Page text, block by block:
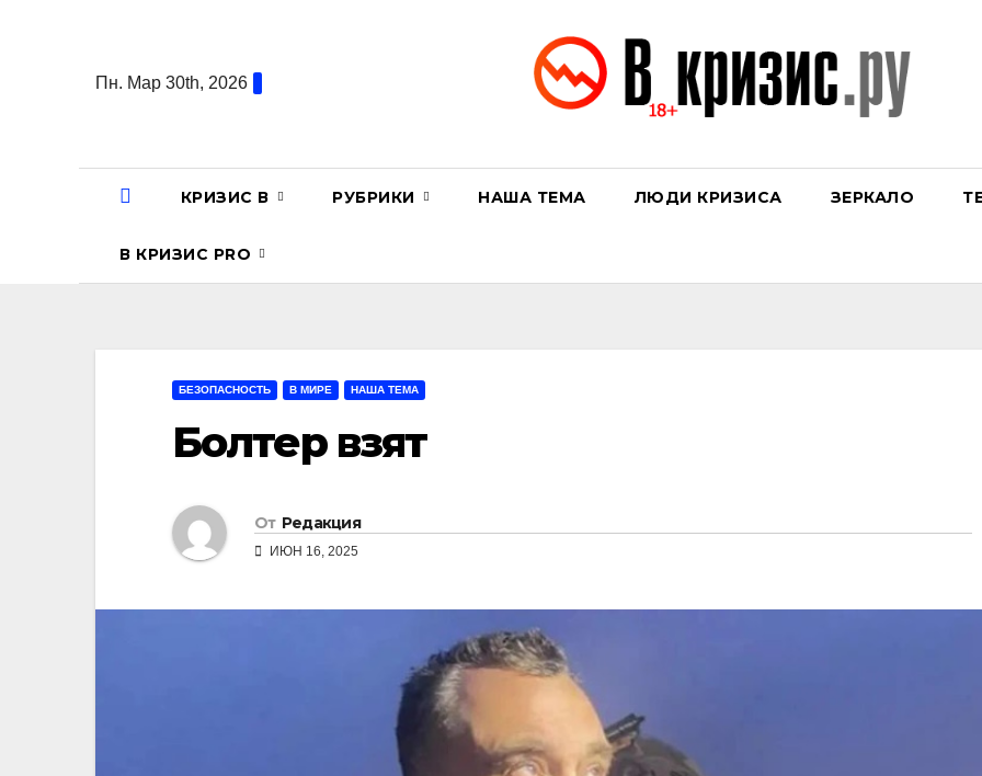
содержаниюПн. Мар 30th, 2026
КРИЗИС В РУБРИКИ НАША ТЕМА ЛЮДИ КРИЗИСА ЗЕРКАЛО
В КРИЗИС PRO
БЕЗОПАСНОСТЬ В МИРЕ НАША ТЕМА
Болтер взят
От Редакция
ИЮН 16, 2025